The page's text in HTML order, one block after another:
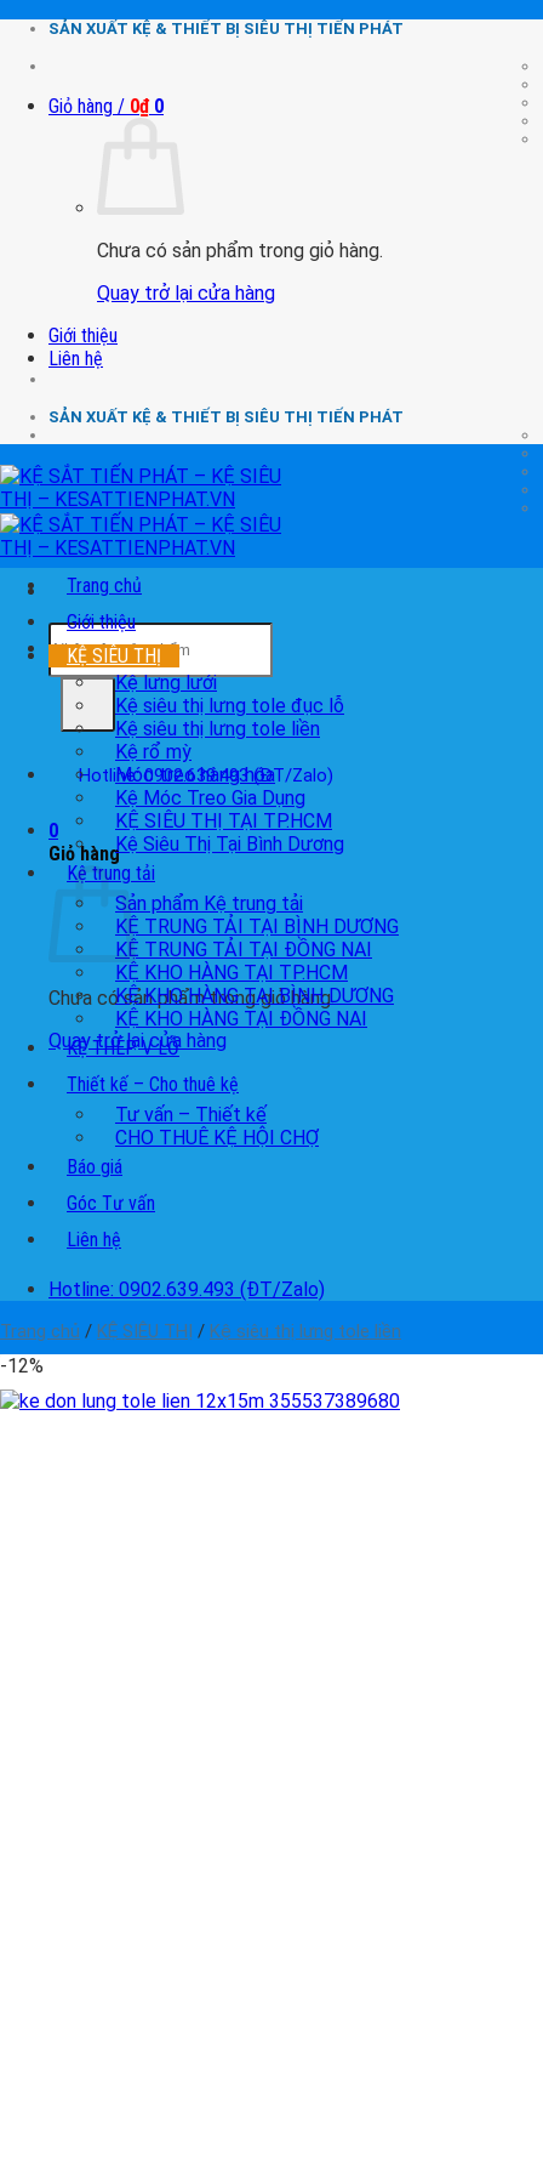
Chuyển
dung
SẢN XUẤT KỆ & THIẾT BỊ SIÊU THỊ TIẾN PHÁT
Giỏ hàng / 0₫ 0
Chưa có sản phẩm trong giỏ hàng.
Quay trở lại cửa hàng
Giới thiệu
Liên hệ
SẢN XUẤT KỆ & THIẾT BỊ SIÊU THỊ TIẾN PHÁT
Tìm
kiếm:
Hotline: 0902.639.493 (ĐT/Zalo)
0
Giỏ hàng
Chưa có sản phẩm trong giỏ hàng.
Quay trở lại cửa hàng
Trang chủ
Giới thiệu
KỆ SIÊU THỊ
Kệ lưng lưới
Kệ siêu thị lưng tole đục lỗ
Kệ siêu thị lưng tole liền
Kệ rổ mỳ
Móc treo hàng hóa
Kệ Móc Treo Gia Dụng
KỆ SIÊU THỊ TẠI TP.HCM
Kệ Siêu Thị Tại Bình Dương
Kệ trung tải
Sản phẩm Kệ trung tải
KỆ TRUNG TẢI TẠI BÌNH DƯƠNG
KỆ TRUNG TẢI TẠI ĐỒNG NAI
KỆ KHO HÀNG TẠI TP.HCM
KỆ KHO HÀNG TẠI BÌNH DƯƠNG
KỆ KHO HÀNG TẠI ĐỒNG NAI
KỆ THÉP V LỖ
Thiết kế – Cho thuê kệ
Tư vấn – Thiết kế
CHO THUÊ KỆ HỘI CHỢ
Báo giá
Góc Tư vấn
Liên hệ
Hotline: 0902.639.493 (ĐT/Zalo)
Trang chủ / KỆ SIÊU THỊ / Kệ siêu thị lưng tole liền
-12%